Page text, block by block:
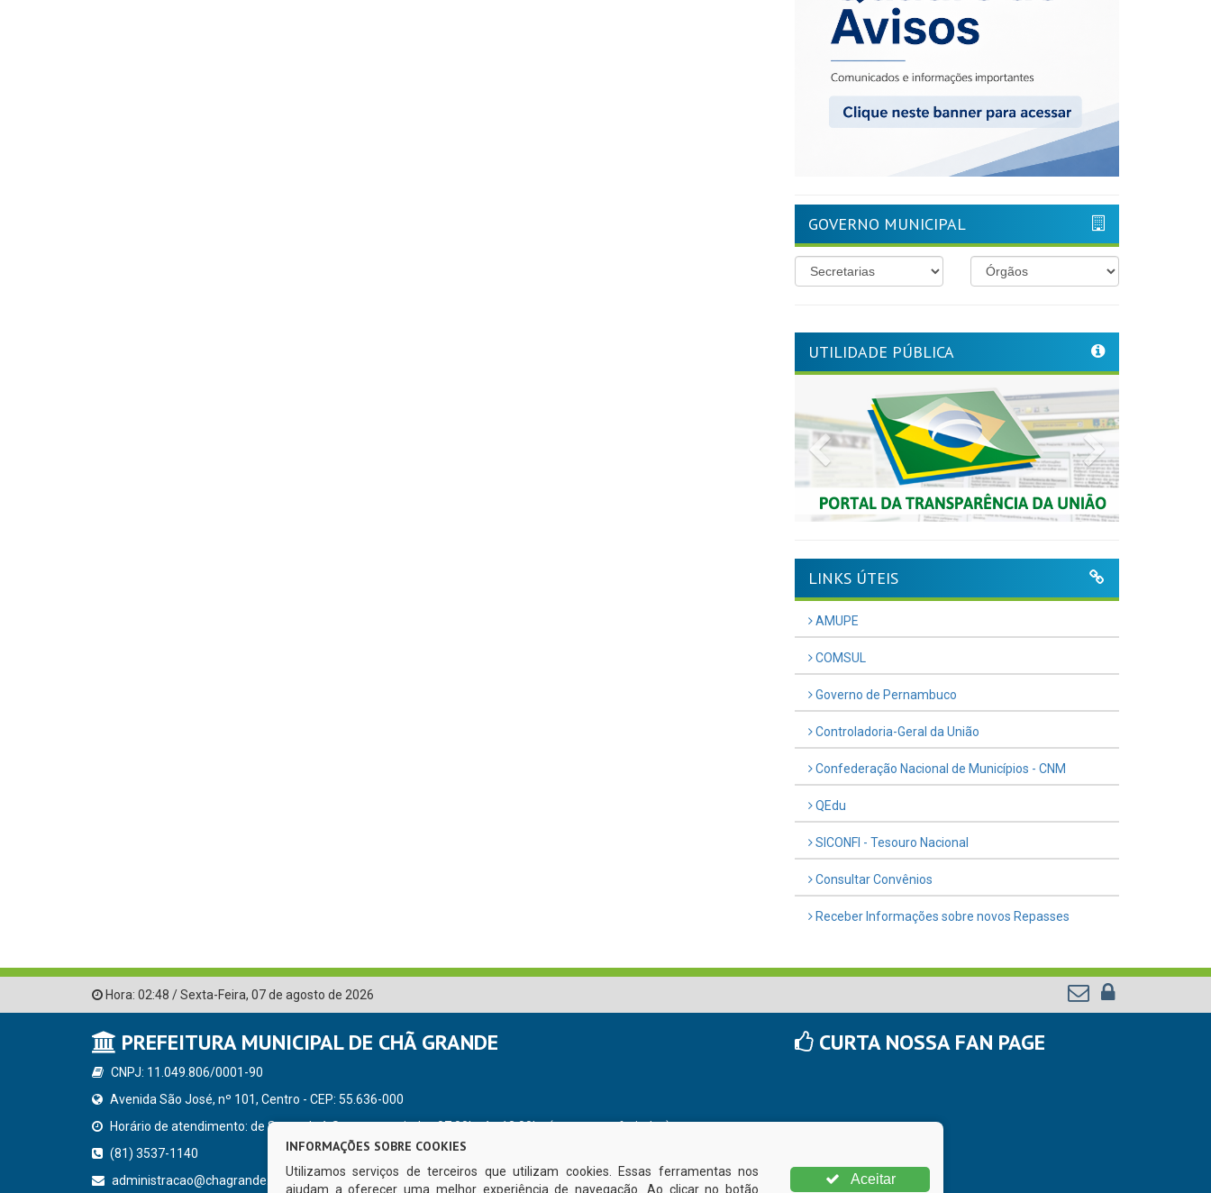
GOVERNO MUNICIPAL
UTILIDADE PÚBLICA
Previous
LINKS ÚTEIS
AMUPE
COMSUL
Governo de Pernambuco
Controladoria-Geral da União
Confederação Nacional de Municípios - CNM
QEdu
SICONFI - Tesouro Nacional
Consultar Convênios
Receber Informações sobre novos Repasses
Hora: 02:48 /Sexta-Feira, 07 de agosto de 2026
PREFEITURA MUNICIPAL DE CHÃ GRANDE
CNPJ: 11.049.806/0001-90
Avenida São José, nº 101, Centro - CEP: 55.636-000
Horário de atendimento: de Segunda à Sexta, a partir das 07:00hs às 13:00hs (exceto nos feriados)
(81) 3537-1140
administracao@chagrande.pe.gov.br
CURTA NOSSA FAN PAGE
INFORMAÇÕES SOBRE COOKIES
Utilizamos serviços de terceiros que utilizam cookies. Essas ferramentas nos
ajudam a oferecer uma melhor experiência de navegação. Ao clicar no botão
Aceitar